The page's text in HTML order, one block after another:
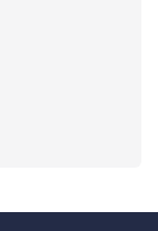
TS 92 B).
довдчика TS 92